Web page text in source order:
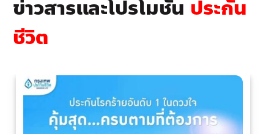
ข่าวสารและโปรโมชั่น ประกัน
ชีวิต